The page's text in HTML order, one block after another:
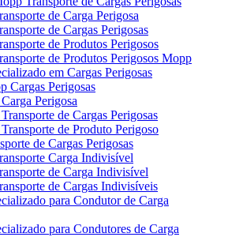
de Carga Perigosa
de Cargas Perigosas
de Produtos Perigosos
de Produtos Perigosos Mopp
em Cargas Perigosas
Cargas Perigosas
Perigosa
de Cargas Perigosas
de Produto Perigoso
de Cargas Perigosas
Carga Indivisível
de Carga Indivisível
de Cargas Indivisíveis
para Condutor de Carga
para Condutores de Carga